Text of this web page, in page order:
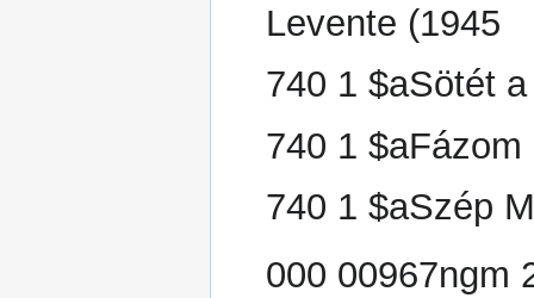
Levente (1945
740 1 $aSötét
740 1
740 1 $aSzép
000 00967ngm